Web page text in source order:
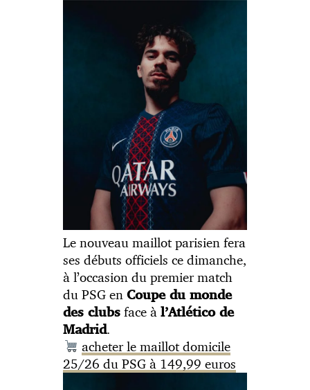
Le nouveau maillot parisien fera
ses débuts officiels ce dimanche,
à l’occasion du premier match
du PSG enCoupe du monde
des clubs face àl’Atlético de
Madrid.
acheter le maillot domicile
25/26 du PSG à 149,99 euros